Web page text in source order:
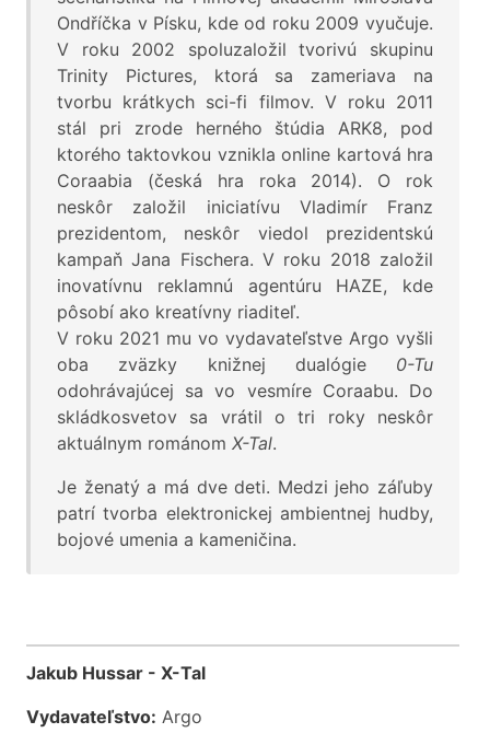
Ondříčka v Písku, kde od roku 2009 vyučuje.
V roku 2002 spoluzaložil tvorivú skupinu
Trinity Pictures, ktorá sa zameriava na
tvorbu krátkych sci-fi filmov. V roku 2011
stál pri zrode herného štúdia ARK8, pod
ktorého taktovkou vznikla online kartová hra
Coraabia (česká hra roka 2014). O rok
neskôr založil iniciatívu Vladimír Franz
prezidentom, neskôr viedol prezidentskú
kampaň Jana Fischera. V roku 2018 založil
inovatívnu reklamnú agentúru HAZE, kde
pôsobí ako kreatívny riaditeľ.
V roku 2021 mu vo vydavateľstve Argo vyšli
oba zväzky knižnej dualógie 0-Tu
odohrávajúcej sa vo vesmíre Coraabu. Do
skládkosvetov sa vrátil o tri roky neskôr
aktuálnym románom X-Tal.
Je ženatý a má dve deti. Medzi jeho záľuby
patrí tvorba elektronickej ambientnej hudby,
bojové umenia a kameničina.
Jakub Hussar - X-Tal
Vydavateľstvo: Argo